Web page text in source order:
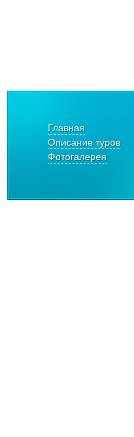
Главная
Описание туров
Фотогалерея